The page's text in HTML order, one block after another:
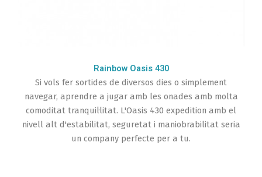
Rainbow Oasis 430
Si vols fer sortides de diversos dies o simplement
navegar, aprendre a jugar amb les onades amb molta
comoditat tranquil·litat. L'Oasis 430 expedition amb el
nivell alt d'estabilitat, seguretat i maniobrabilitat seria
un company perfecte per a tu.